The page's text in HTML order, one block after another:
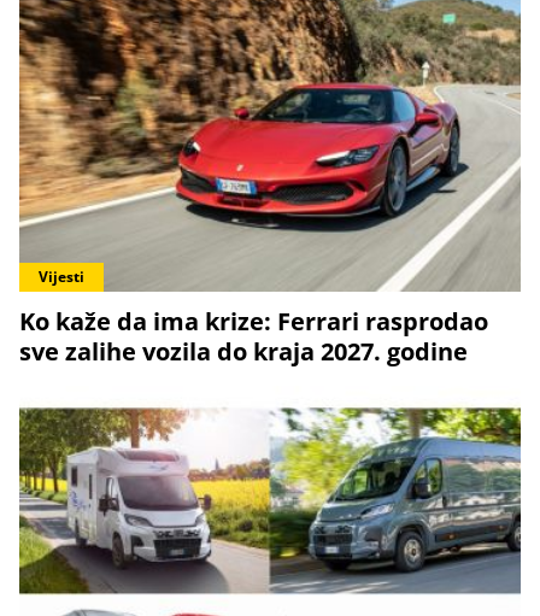
Vijesti
Ko kaže da ima krize: Ferrari rasprodao
sve zalihe vozila do kraja 2027. godine